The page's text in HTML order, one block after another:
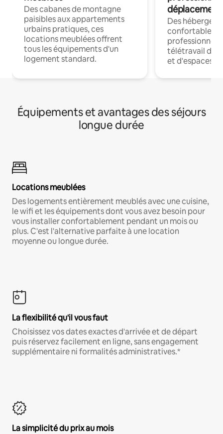
Des cabanes de montagne
paisibles aux appartements
urbains pratiques, ces
locations meublées offrent
tous les équipements d'un
logement standard.
déplacement
Des
confortables
professionnels
télétravail
et d'espaces
Équipements et avantages des séjours
longue durée
Locations meublées
Des logements entièrement meublés avec une cuisine,
le wifi et les équipements dont vous avez besoin pour
vous installer confortablement pendant un mois ou
plus. C'est l'alternative parfaite à une location
moyenne ou longue durée.
La flexibilité qu'il vous faut
Choisissez vos dates exactes d'arrivée et de départ
puis réservez facilement en ligne, sans engagement
supplémentaire ni formalités administratives.*
La simplicité du prix au mois